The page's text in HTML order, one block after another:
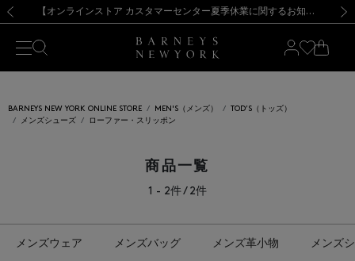
新規登録のお客様も対象！＜MY BARNEYS＞会員のお客様は11,000円（税込）以上のお買上げで常時送料無料！お買い物の際は会員登録を！
【夏季休業に伴う出荷一時停止のお知らせ】(2026.8.7) 【オンラインストア カスタマーセンター夏季休業に関するお知らせ】（2026.8.7）
【夏季休業に伴う返品・交換承り一時停止のお知らせ】（2026.8.5）
熊本県を中心とした地震の影響によるお荷物のお届けについて
【開催中】SUMMER SALEのご案内・ご注意事項 新規登録のお客様も対象！＜MY BARNEYS＞会員のお客様は11,000円（税込）以上のお買上げで常時送料無料！お買い物の際は会員登録を！
【夏季休業に伴う出荷一時停止のお知らせ】(2026.8.7)
BARNEYS NEW YORK ONLINE STORE MEN'S（メンズ）
TOD’S（トッズ）
メンズシューズ
ローファー・スリッポン
商品一覧
1 - 2件 / 2件
メンズウェア メンズバッグ メンズ革小物 メンズ